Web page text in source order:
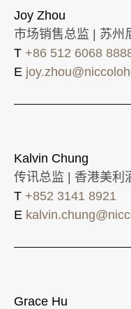
Joy Zhou
市场销售总监 | 苏州
T +86 512 6068
E
Kalvin Chung
传讯总监 | 香港美利
T +852 3141 8921
E
Grace Hu